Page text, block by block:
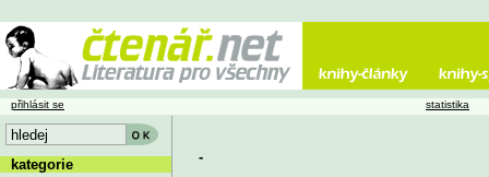
-
přihlásit se statistika
kategorie